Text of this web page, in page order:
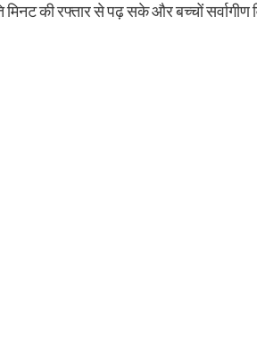
की रफ्तार से पढ़ सके और बच्चों सर्वागीण